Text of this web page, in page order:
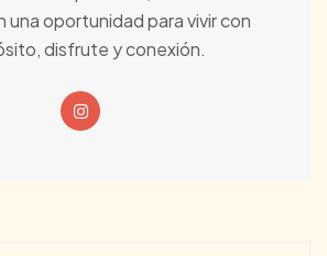
una oportunidad para vivir con
disfrute y conexión.